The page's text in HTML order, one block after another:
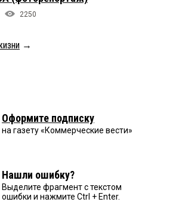
2250
→
Оформите подписку
на газету «Коммерческие вести»
Нашли ошибку?
Выделите фрагмент с текстом
ошибки и нажмите Ctrl + Enter.